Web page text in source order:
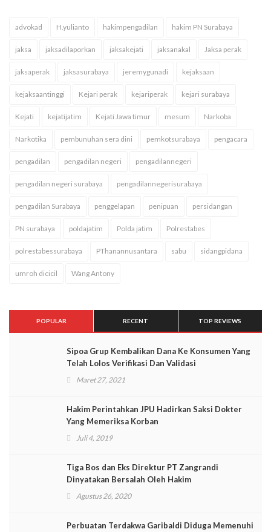
advokad H.yulianto hakimpengadilan hakim PN Surabaya
jaksa jaksadilaporkan jaksakejati jaksanakal Jaksa perak
jaksaperak jaksasurabaya jeremygunadi kejaksaan
kejaksaantinggi Kejari perak kejariperak kejari surabaya
Kejati kejatijatim Kejati Jawa timur mesum Narkoba
Narkotika pembunuhan sera dini pemkotsurabaya pengacara
pengadilan pengadilan negeri pengadilannegeri
pengadilan negeri surabaya pengadilannegerisurabaya
pengadilan Surabaya penggelapan penipuan persidangan
PN surabaya poldajatim Polda jatim Polrestabes
polrestabessurabaya PThanannusantara sabu sidangpidana
umroh dicicil Wang Antony
POPULAR RECENT TOP REVIEWS
Sipoa Grup Kembalikan Dana Ke Konsumen Yang
Telah Lolos Verifikasi Dan Validasi
Maret 27, 2021
Hakim Perintahkan JPU Hadirkan Saksi Dokter
Yang Memeriksa Korban
Juli 4, 2019
Tiga Bos dan Eks Direktur PT Zangrandi
Dinyatakan Bersalah Oleh Hakim
Agustus 26, 2020
Perbuatan Terdakwa Garibaldi Diduga Memenuhi